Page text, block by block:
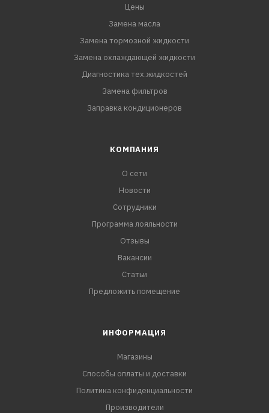
Цены
Замена масла
Замена тормозной жидкости
Замена охлаждающей жидкости
Диагностика тех.жидкостей
Замена фильтров
Заправка кондиционеров
КОМПАНИЯ
О сети
Новости
Сотрудники
Программа лояльности
Отзывы
Вакансии
Статьи
Предложить помещение
ИНФОРМАЦИЯ
Магазины
Способы оплаты и доставки
Политика конфиденциальности
Производители